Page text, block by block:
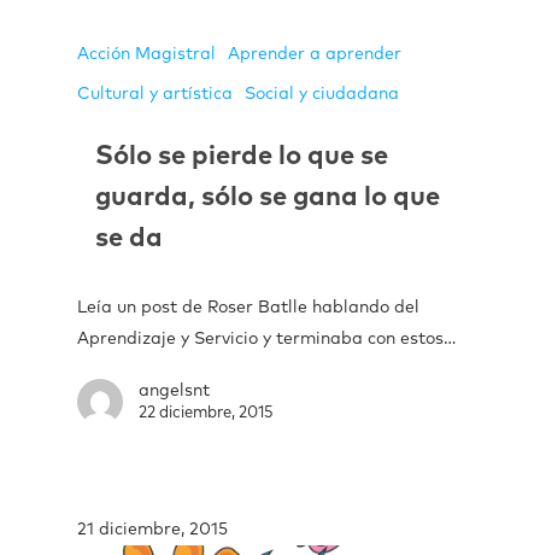
Acción Magistral Aprender a aprender
Cultural y artística Social y ciudadana
Sólo se pierde lo que se
guarda, sólo se gana lo que
se da
Leía un post de Roser Batlle hablando del
Aprendizaje y Servicio y terminaba con estos…
angelsnt
22 diciembre, 2015
21 diciembre, 2015